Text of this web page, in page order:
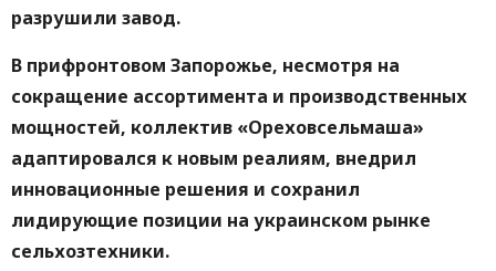
разрушили завод.
В прифронтовом Запорожье, несмотря на
сокращение ассортимента и производственных
мощностей, коллектив «Ореховсельмаша»
адаптировался к новым реалиям, внедрил
инновационные решения и сохранил
лидирующие позиции на украинском рынке
сельхозтехники.